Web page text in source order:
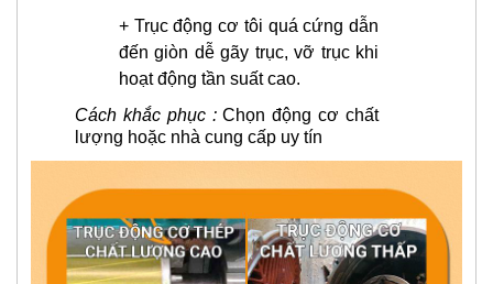
+ Trục động cơ tôi quá cứng dẫn
đến giòn dễ gãy trục, vỡ trục khi
hoạt động tần suất cao.
Cách khắc phục :Chọn động cơ chất
lượng hoặc nhà cung cấp uy tín